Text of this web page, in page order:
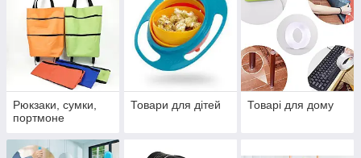
Рюкзаки, сумки,
портмоне
Товари для дітей Товарі для дому